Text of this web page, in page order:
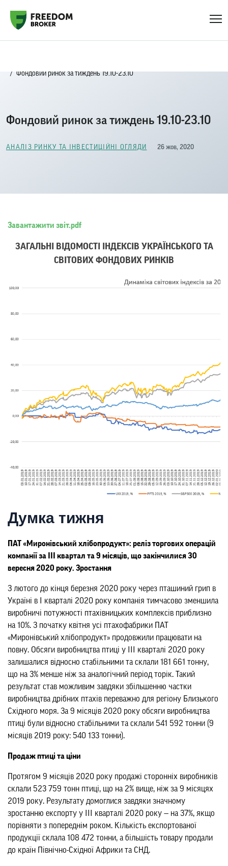
Фондовий ринок за тиждень 19.10-23.10
Фондовий ринок за тиждень 19.10-23.10
АНАЛІЗ РИНКУ ТА ІНВЕСТИЦІЙНІ ОГЛЯДИ 26 жов, 2020
Завантажити звіт.pdf
ЗАГАЛЬНІ ВІДОМОСТІ ІНДЕКСІВ УКРАЇНСЬКОГО ТА
СВІТОВИХ ФОНДОВИХ РИНКІВ
Думка тижня
ПАТ «Миронівський хлібопродукт»: реліз торгових операцій
компанії за III квартал та 9 місяців, що закінчилися 30
вересня 2020 року. Зростання
З лютого до кінця березня 2020 року через пташиний грип в
Україні в І кварталі 2020 року компанія тимчасово зменшила
виробничі потужності птахівницьких комплексів приблизно
на 10%. З початку квітня усі птахофабрики ПАТ
«Миронівський хлібопродукт» продовжили працювати на
повну. Обсяги виробництва птиці у ІІІ кварталі 2020 року
залишалися відносно стабільними та склали 181 661 тонну,
що на 3% менше ніж за аналогічний період торік. Такий
результат став можливим завдяки збільшенню частки
виробництва дрібних птахів переважно для регіону Близького
Східного моря. За 9 місяців 2020 року обсяги виробництва
птиці були відносно стабільними та склали 541 592 тонни (9
місяців 2019 року: 540 133 тонни).
Продаж птиці та ціни
Протягом 9 місяців 2020 року продажі сторонніх виробників
склали 523 759 тонн птиці, що на 2% вище, ніж за 9 місяцях
2019 року. Результату домоглися завдяки значному
зростанню експорту у ІІІ кварталі 2020 року — на 37%, якщо
порівняти з попереднім роком. Кількість експортованої
продукції склала 108 472 тонни, а більшість товару продали
до країн Північно-Східної Африки та СНД.